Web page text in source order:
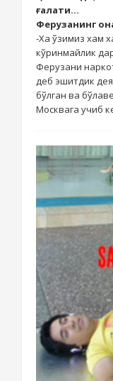
ғалати...
Ферузанинг
-Ха ўзимиз хам
кўринмайлик
Ферузани
деб эшитдик
бўлган ва
Москвага учиб